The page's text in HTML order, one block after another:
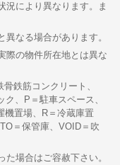
況により異なります。ま
なる場合があります。
際の物件所在地とは異な
鉄筋コンクリート、
、P＝駐車スペース、
機置場、R＝冷蔵庫置
＝保管庫、VOID＝吹
場合はご容赦下さい。